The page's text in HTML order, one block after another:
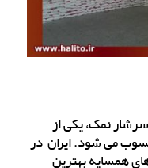
نمک، یکی از
می شود. ایران در
کشور های همسایه بهترین